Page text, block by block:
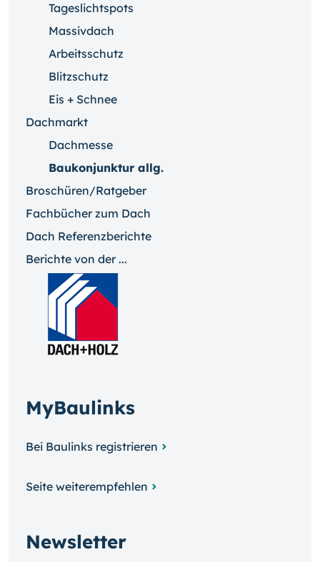
Tageslichtspots
Massivdach
Arbeitsschutz
Blitzschutz
Eis + Schnee
Dachmarkt
Dachmesse
Baukonjunktur allg.
Broschüren/Ratgeber
Fachbücher zum Dach
Dach Referenzberichte
Berichte von der ...
MyBaulinks
Bei Baulinks registrieren
Seite weiterempfehlen
Newsletter